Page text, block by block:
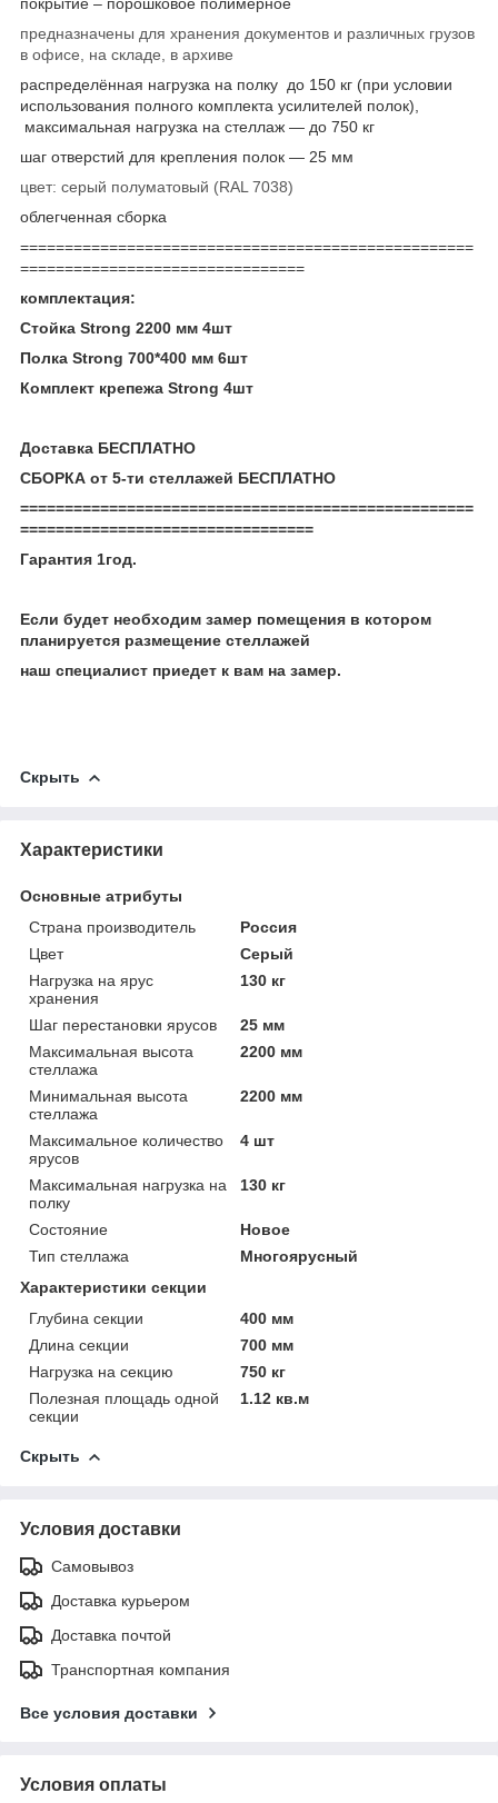
предназначены для хранения документов и различных грузов
в офисе, на складе, в архиве
распределённая нагрузка на полку до 150 кг (при условии
использования полного комплекта усилителей полок),
максимальная нагрузка на стеллаж ― до 750 кг
шаг отверстий для крепления полок ― 25 мм
цвет: серый полуматовый (RAL 7038)
облегченная сборка
===================================================
================================
комплектация:
Стойка Strong 2200 мм 4шт
Полка Strong 700*400 мм 6шт
Комплект крепежа Strong 4шт
Доставка БЕСПЛАТНО
СБОРКА от 5-ти стеллажей БЕСПЛАТНО
===================================================
=================================
Гарантия 1год.
Если будет необходим замер помещения в котором
планируется размещение стеллажей
наш специалист приедет к вам на замер.
Скрыть
Характеристики
Основные атрибуты
Страна производитель
Россия
Цвет
Серый
Нагрузка на ярус
хранения
130 кг
Шаг перестановки ярусов
25 мм
Максимальная высота
стеллажа
2200 мм
Минимальная высота
стеллажа
2200 мм
Максимальное количество
ярусов
4 шт
Максимальная нагрузка на
полку
130 кг
Состояние
Новое
Тип стеллажа
Многоярусный
Характеристики секции
Глубина секции
400 мм
Длина секции
700 мм
Нагрузка на секцию
750 кг
Полезная площадь одной
секции
1.12 кв.м
Скрыть
Условия доставки
Самовывоз
Доставка курьером
Доставка почтой
Транспортная компания
Все условия доставки
Условия оплаты